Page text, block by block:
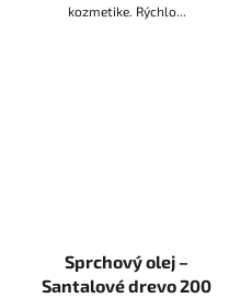
kozmetike. Rýchlo...
Sprchový olej –
Santalové drevo 200